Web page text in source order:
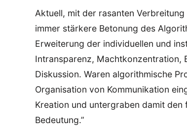
Aktuell, mit der rasanten
immer stärkere Betonung des
Erweiterung der individuellen und
Intransparenz, Machtkonzentration,
Diskussion. Waren algorithmische
Organisation von Kommunikation
Kreation und untergraben damit den
Bedeutung.”